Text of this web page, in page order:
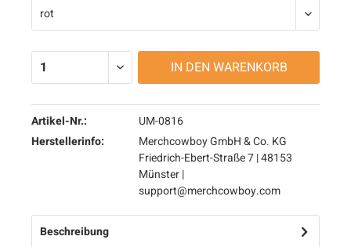
IN DEN WARENKORB
Artikel-Nr.:
UM-0816
Herstellerinfo:
Merchcowboy GmbH & Co. KG
Friedrich-Ebert-Straße 7 | 48153
Münster |
support@merchcowboy.com
Beschreibung